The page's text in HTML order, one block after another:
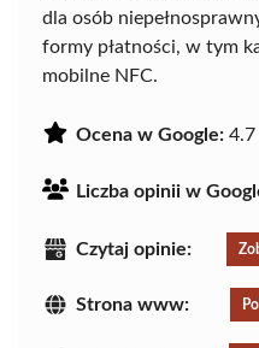
dla osób
formy płatności, w tym
mobilne NFC.
Ocena w Google: 4.7
Liczba opinii w
Czytaj opinie:
Strona www: